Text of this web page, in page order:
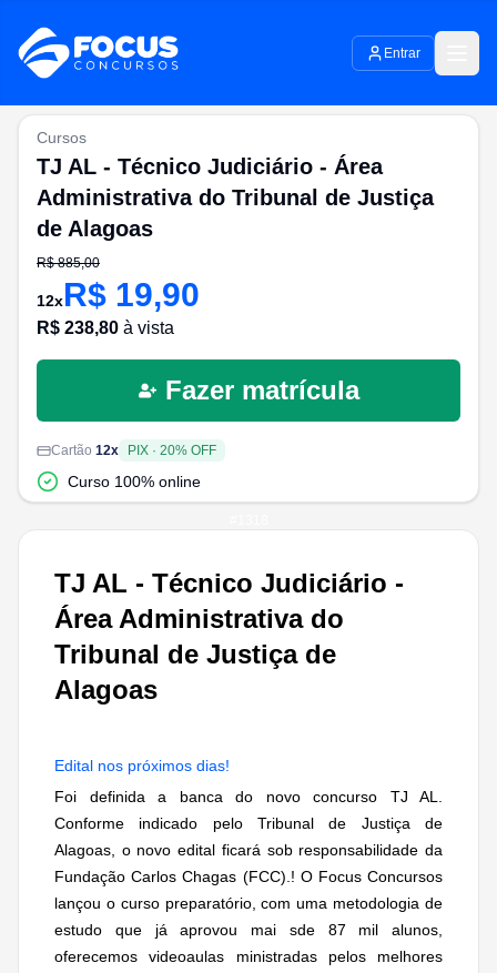
Entrar
TJ AL - Técnico Judiciário -
Área Administrativa do
Tribunal de Justiça de
Alagoas
Edital nos próximos dias!
Foi definida a banca do novo concurso TJ AL.
Conforme indicado pelo Tribunal de Justiça de
Alagoas, o novo edital ficará sob responsabilidade da
Fundação Carlos Chagas (FCC).! O Focus Concursos
lançou o curso preparatório, com uma metodologia de
estudo que já aprovou mai sde 87 mil alunos,
oferecemos videoaulas ministradas pelos melhores
Cursos
TJ AL - Técnico Judiciário - Área
Administrativa do Tribunal de Justiça
de Alagoas
R$885,00
12xR$ 19,90
R$ 238,80 à vista
Fazer matrícula
Cartão 12x PIX · 20% OFF
Curso 100% online